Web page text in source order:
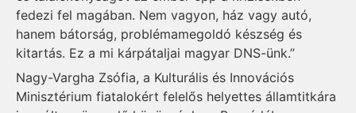
fedezi fel magában. Nem vagyon, ház vagy autó,
hanem bátorság, problémamegoldó készség és
kitartás. Ez a mi kárpátaljai magyar DNS-ünk.”
Nagy-Vargha Zsófia, a Kulturális és Innovációs
Minisztérium fiatalokért felelős helyettes államtitkára